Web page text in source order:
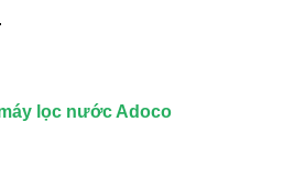
lọc nước Adoco